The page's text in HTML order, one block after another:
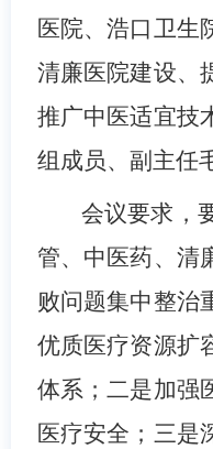
医院、浩口卫生
清廉医院建设、
推广中医适宜技
组成员、副主任
会议要求，
管、中医药、清
败问题集中整治
优质医疗资源扩
体系；二是加强
医疗安全；三是